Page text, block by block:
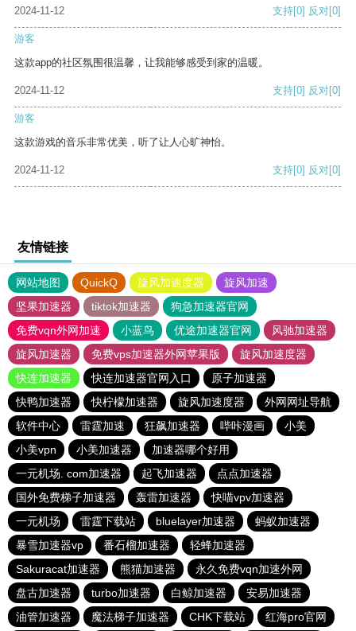
2024-11-12
支持[0] 反对[0]
游客
这款app的社区氛围很温馨，让我能够感受到家的温暖。
2024-11-12 支持[0] 反对[0]
游客
这款游戏的音乐非常优美，听了让人心旷神怡。
2024-11-12 支持[0] 反对[0]
友情链接
网站地图 QuickQ 旋风加速度器
旋风加速
坚果加速器
tiktok加速器
狗急加速器官网
免费vqn外网加速
小蓝鸟 优途加速器官网
风驰加速器
旋风加速器
免费vps加速器外网苹果版
旋风加速度器
快连加速器
快连加速器官网入口
原子加速器
快鸭加速器
快柠檬加速器 旋风加速度器
外网网址导航
软件中心
雷霆加速 狂飙加速器 哔咔漫画
小美
小美vpn
小美加速器
加速器哪个好用
一元机场. com加速器
起飞加速器
点点加速器
国外免费梯子加速器
轰雷加速器
快喵vpv加速器
一元机场
雷霆下载站 bluelayer加速器
蚂蚁加速器
暴雪加速器vp
番石榴加速器
轻蜂加速器
Sakuracat加速器
熊猫加速器
永久免费vqn加速外网
盘古加速器
turbo加速器 白鲸加速器
安易加速器
油管加速器
魔法梯子加速器 CHK下载站 红海pro官网